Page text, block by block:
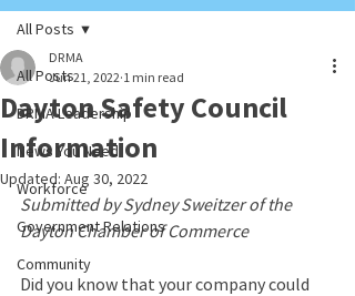
All Posts
DRMA Leadership
News You Need
Workforce
Government Relations
Community
All Posts
Dayton Safety Council
Information
DRMA
Jun 21, 2022 1 min read
Updated: Aug 30, 2022
Submitted by Sydney Sweitzer of the
Dayton Chamber of Commerce
Did you know that your company could